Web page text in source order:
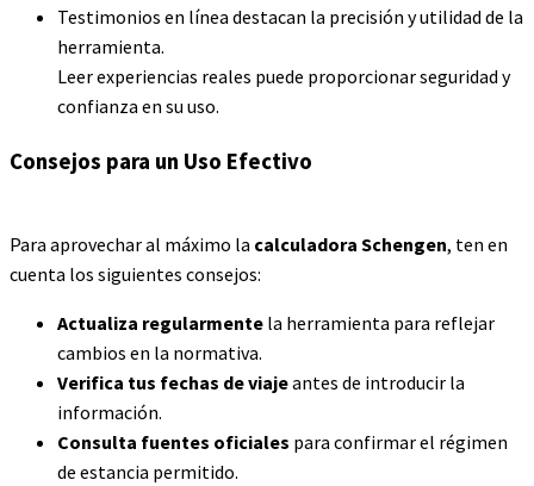
Testimonios en línea destacan la precisión y utilidad de la
herramienta.
Leer experiencias reales puede proporcionar seguridad y
confianza en su uso.
Consejos para un Uso Efectivo
Para aprovechar al máximo la calculadora Schengen, ten en
cuenta los siguientes consejos:
Actualiza regularmente la herramienta para reflejar
cambios en la normativa.
Verifica tus fechas de viajeantes de introducir la
información.
Consulta fuentes oficiales para confirmar el régimen
de estancia permitido.